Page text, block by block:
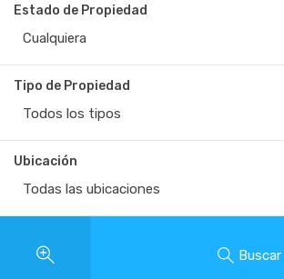
Estado de Propiedad
Cualquiera
Tipo de Propiedad
Todos los tipos
Ubicación
Todas las ubicaciones
Buscar